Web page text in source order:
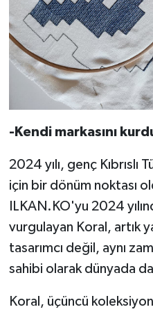
-Kendi markasını
2024 yılı, genç Kıbrıslı
için bir dönüm noktası
ILKAN.KO'yu 2024
vurgulayan Koral, artık
tasarımcı değil, aynı
sahibi olarak dünyada
Koral, üçüncü